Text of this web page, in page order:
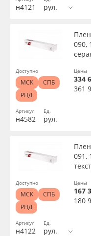
Баннер
Заготовки для
Торговая марка
Серия
Назначение
н4121 рул.
Артикул
н4582
090,
Ед.
рул.
Цены
334
361
Доступно
МСК
СПБ
РНД
Артикул
н4122
091,
Ед.
рул.
Цены
167
180
Доступно
МСК
СПБ
РНД